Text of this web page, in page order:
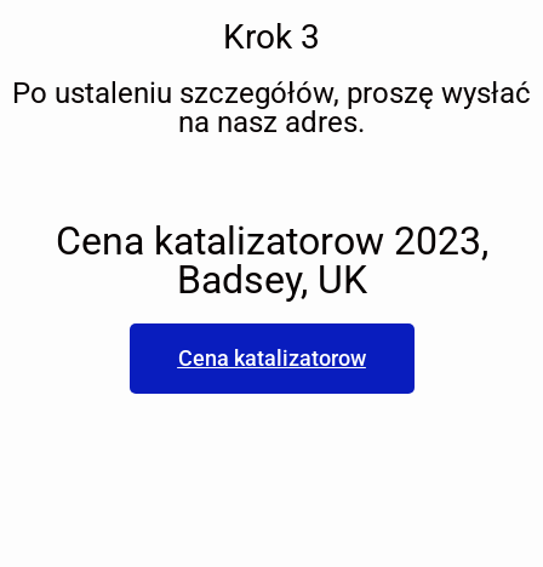
Krok 3
Po ustaleniu szczegółów, proszę wysłać
na nasz adres.
Cena katalizatorow 2023,
Badsey, UK
Cena katalizatorow